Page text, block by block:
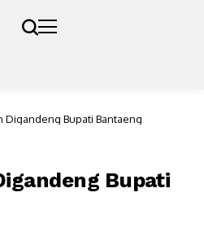
Digandeng Bupati Bantaeng
Bupati